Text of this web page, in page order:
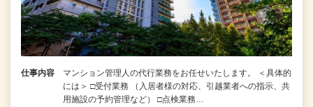
仕事内容
マンション管理人の代行業務をお任せいたします。 ＜具体的
には＞ □受付業務 （入居者様の対応、引越業者への指示、共
用施設の予約管理など） □点検業務…